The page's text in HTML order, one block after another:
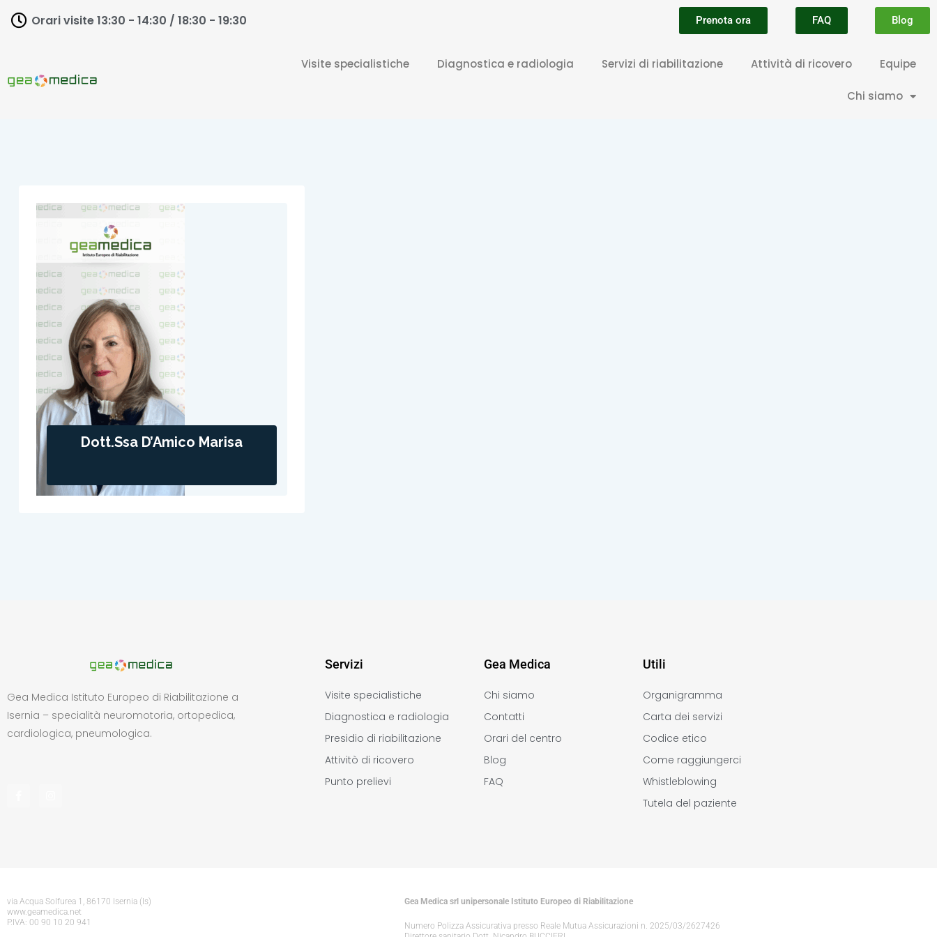
Orari visite 13:30 - 14:30 / 18:30 - 19:30 Prenota ora FAQ Blog
Visite specialistiche Diagnostica e radiologia Servizi di riabilitazione Attività di ricovero Equipe
Chi siamo
Dott.ssa D’Amico Marisa
Gea Medica Istituto Europeo di Riabilitazione a
Isernia – specialità neuromotoria, ortopedica,
cardiologica, pneumologica.
Servizi
Visite specialistiche
Diagnostica e radiologia
Presidio di riabilitazione
Attivitò di ricovero
Punto prelievi
Gea Medica
Chi siamo
Contatti
Orari del centro
Blog
FAQ
Utili
Organigramma
Carta dei servizi
Codice etico
Come raggiungerci
Whistleblowing
Tutela del paziente
via Acqua Solfurea 1, 86170 Isernia (Is)
www.geamedica.net
P.IVA: 00 90 10 20 941
Gea Medica srl unipersonale Istituto Europeo di Riabilitazione
Numero Polizza Assicurativa presso Reale Mutua Assicurazioni n. 2025/03/2627426